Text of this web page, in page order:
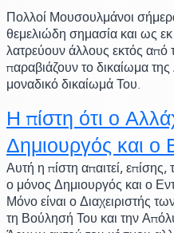
Πολλοί Μουσουλμάνοι
θεμελιώδη σημασία και ως
λατρεύουν άλλους εκτός
παραβιάζουν το δικαίωμα της
μοναδικό δικαίωμά Του.
Η πίστη ότι ο
Δημιουργός και
Αυτή η πίστη απαιτεί,
ο μόνος Δημιουργός και ο
Μόνο είναι ο Διαχειριστής
τη Βούλησή Του και την